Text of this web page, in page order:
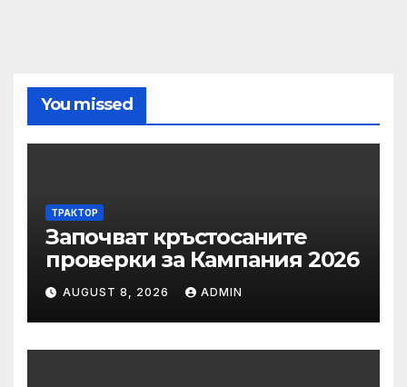
You missed
ТРАКТОР
Започват кръстосаните
проверки за Кампания 2026
AUGUST 8, 2026 ADMIN